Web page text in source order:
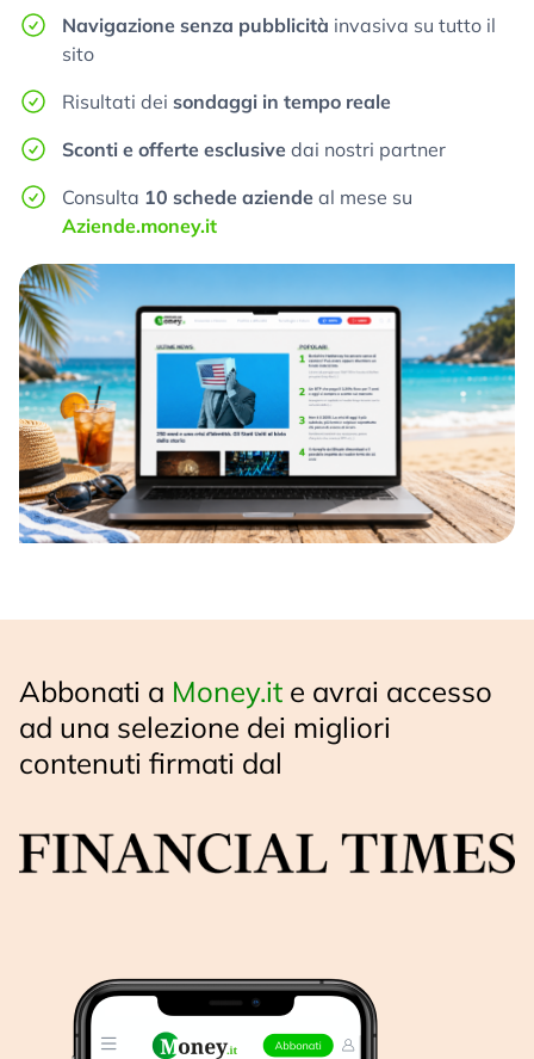
Navigazione senza pubblicità invasiva su tutto il
sito
Risultati dei sondaggi in tempo reale
Sconti e offerte esclusive dai nostri partner
Consulta 10 schede aziende al mese su
Aziende.money.it
Abbonati a Money.it e avrai accesso
ad una selezione dei migliori
contenuti firmati dal